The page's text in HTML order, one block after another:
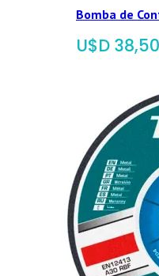
Bomba de
$ 38,50